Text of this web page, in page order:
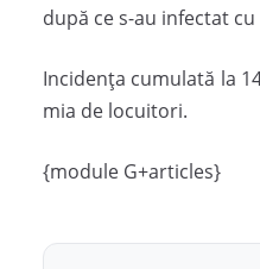
după ce s-au infectat
Incidenţa cumulată la
mia de locuitori.
{module G+articles}